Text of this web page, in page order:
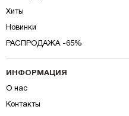
Хиты
Новинки
РАСПРОДАЖА -65%
ИНФОРМАЦИЯ
О нас
Контакты